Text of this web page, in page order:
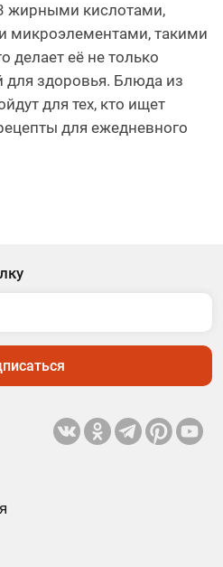
жирными кислотами,
микроэлементами, такими
делает её не только
для здоровья. Блюда из
для тех, кто ищет
для ежедневного